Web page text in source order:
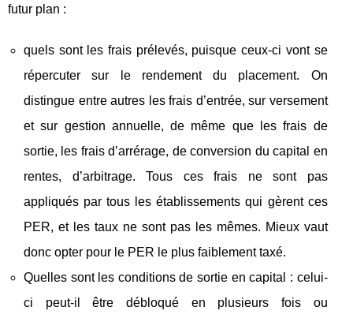
futur plan :
quels sont les frais prélevés, puisque ceux-ci vont se
répercuter sur le rendement du placement. On
distingue entre autres les frais d’entrée, sur versement
et sur gestion annuelle, de même que les frais de
sortie, les frais d’arrérage, de conversion du capital en
rentes, d’arbitrage. Tous ces frais ne sont pas
appliqués par tous les établissements qui gèrent ces
PER, et les taux ne sont pas les mêmes. Mieux vaut
donc opter pour le PER le plus faiblement taxé.
Quelles sont les conditions de sortie en capital : celui-
ci peut-il être débloqué en plusieurs fois ou